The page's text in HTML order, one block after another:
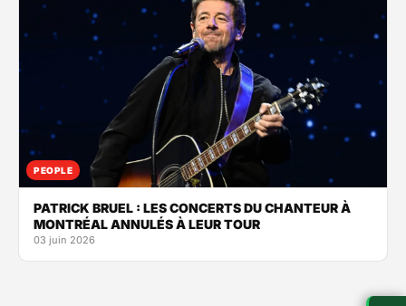
PEOPLE
PATRICK BRUEL : LES CONCERTS DU CHANTEUR À
MONTRÉAL ANNULÉS À LEUR TOUR
03 juin 2026